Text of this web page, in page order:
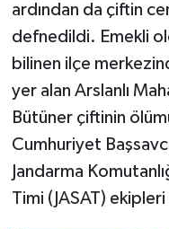
ardından da çiftin
defnedildi. Emekli
bilinen ilçe
yer alan Arslanlı
Bütüner çiftinin
Cumhuriyet
Jandarma
Timi (JASAT)